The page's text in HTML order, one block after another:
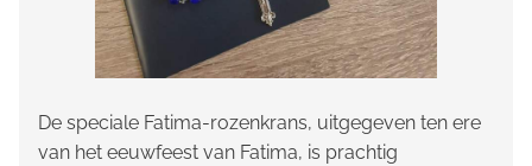
De speciale Fatima-rozenkrans, uitgegeven ten ere
van het eeuwfeest van Fatima, is prachtig